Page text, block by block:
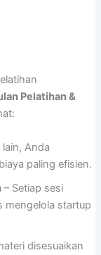
Pelatihan &
Anda
paling efisien.
– Setiap sesi
mengelola startup
disesuaikan